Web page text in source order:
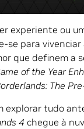
experiente ou
se para vivenciar
que definem a
of the Year
The
explorar tudo
4 chegue à